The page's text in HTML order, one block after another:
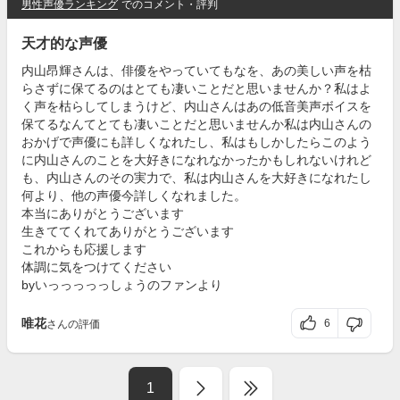
男性声優ランキング でのコメント・評判
天才的な声優
内山昂輝さんは、俳優をやっていてもなを、あの美しい声を枯
らさずに保てるのはとても凄いことだと思いませんか？私はよ
く声を枯らしてしまうけど、内山さんはあの低音美声ボイスを
保てるなんてとても凄いことだと思いませんか私は内山さんの
おかげで声優にも詳しくなれたし、私はもしかしたらこのよう
に内山さんのことを大好きになれなかったかもしれないけれど
も、内山さんのその実力で、私は内山さんを大好きになれたし
何より、他の声優今詳しくなれました。
本当にありがとうございます
生きててくれてありがとうございます
これからも応援します
体調に気をつけてください
byいっっっっっしょうのファンより
唯花さんの評価 6
1